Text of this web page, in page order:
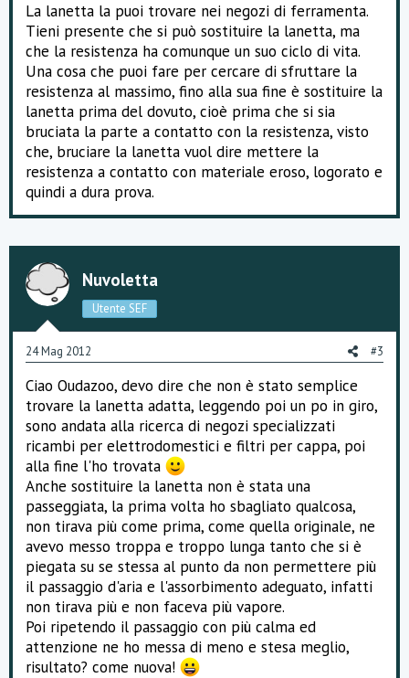
La lanetta la puoi trovare nei negozi di ferramenta.
Tieni presente che si può sostituire la lanetta, ma
che la resistenza ha comunque un suo ciclo di vita.
Una cosa che puoi fare per cercare di sfruttare la
resistenza al massimo, fino alla sua fine è sostituire la
lanetta prima del dovuto, cioè prima che si sia
bruciata la parte a contatto con la resistenza, visto
che, bruciare la lanetta vuol dire mettere la
resistenza a contatto con materiale eroso, logorato e
quindi a dura prova.
Nuvoletta
Utente SEF
24 Mag 2012 #3
Ciao Oudazoo, devo dire che non è stato semplice
trovare la lanetta adatta, leggendo poi un po in giro,
sono andata alla ricerca di negozi specializzati
ricambi per elettrodomestici e filtri per cappa, poi
alla fine l'ho trovata
Anche sostituire la lanetta non è stata una
passeggiata, la prima volta ho sbagliato qualcosa,
non tirava più come prima, come quella originale, ne
avevo messo troppa e troppo lunga tanto che si è
piegata su se stessa al punto da non permettere più
il passaggio d'aria e l'assorbimento adeguato, infatti
non tirava più e non faceva più vapore.
Poi ripetendo il passaggio con più calma ed
attenzione ne ho messa di meno e stesa meglio,
risultato? come nuova!